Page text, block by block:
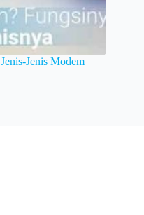
Jenis Modem